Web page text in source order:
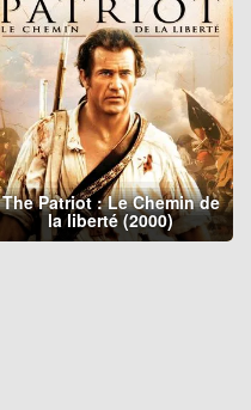
The Patriot : Le Chemin de
la liberté (2000)